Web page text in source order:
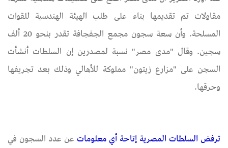
مقاولات تم تقديمها بناء على طلب الهيئة الهندسية للقوات
المسلحة. وأن سعة سجون مجمع الجفجافة تقدر بنحو 20 ألف
سجين. وقال "مدى مصر" نسبة لمصدرين إن السلطات أنشأت
السجن على "مزارع زيتون" مملوكة للأهالي وذلك بعد تجريفها
وحرقها.
ترفض السلطات المصرية إتاحة أي معلوماتعن عدد السجون في